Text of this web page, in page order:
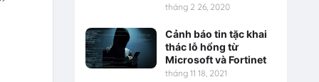
tháng 2 26, 2020
Cảnh báo tin tặc khai
thác lỗ hổng từ
Microsoft và Fortinet
tháng 11 18, 2021